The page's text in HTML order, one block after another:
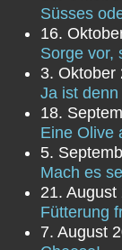
Süsses
16.
Sorge vor,
3. Oktober
Ja ist
18.
Eine Olive
5.
Mach es
21. August
Fütterung
7. August